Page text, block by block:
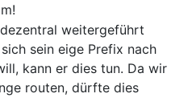
weitergeführt
sein eige Prefix nach
kann er dies tun. Da wir
routen, dürfte dies